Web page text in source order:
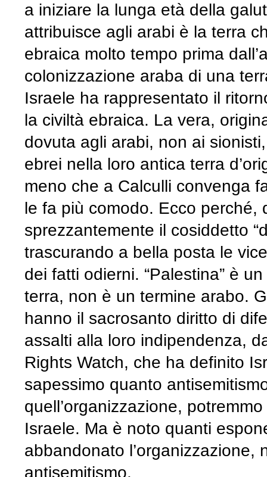
a iniziare la lunga età della
attribuisce agli arabi è la terra
ebraica molto tempo prima
colonizzazione araba di una
Israele ha rappresentato il
la civiltà ebraica. La vera,
dovuta agli arabi, non ai
ebrei nella loro antica terra
meno che a Calculli convenga
le fa più comodo. Ecco perché,
sprezzantemente il cosiddetto
trascurando a bella posta le
dei fatti odierni. “Palestina” è
terra, non è un termine arabo.
hanno il sacrosanto diritto di
assalti alla loro indipendenza,
Rights Watch, che ha definito
sapessimo quanto
quell’organizzazione,
Israele. Ma è noto quanti
abbandonato l’organizzazione,
antisemitismo.